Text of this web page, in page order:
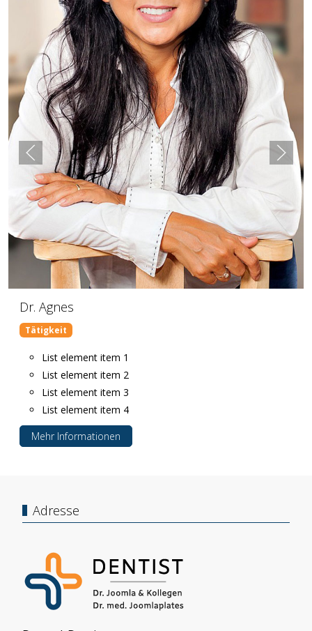
Dr. Agnes
Tätigkeit
List element item 1
List element item 2
List element item 3
List element item 4
Mehr Informationen
Adresse